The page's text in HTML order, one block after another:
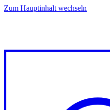
Zum Hauptinhalt wechseln